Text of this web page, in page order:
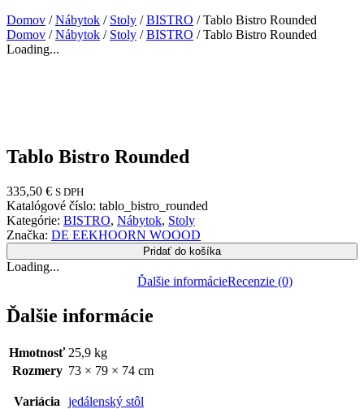
Domov /Nábytok / Stoly /BISTRO / Tablo Bistro Rounded
Domov /Nábytok / Stoly /BISTRO / Tablo Bistro Rounded
Loading...
Tablo Bistro Rounded
335,50 € S DPH
Katalógové číslo: tablo_bistro_rounded
Kategórie: BISTRO, Nábytok, Stoly
Značka: DE EEKHOORN WOOOD
Pridať do košíka
Loading...
Ďalšie informácieRecenzie (0)
Ďalšie informácie
Hmotnosť 25,9 kg
Rozmery 73 × 79 × 74 cm
Variácia jedálenský stôl